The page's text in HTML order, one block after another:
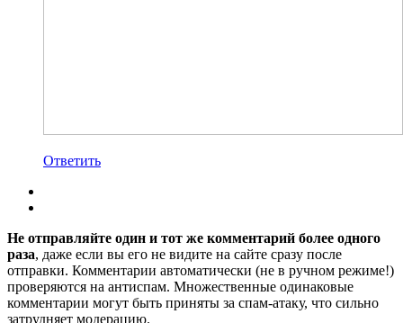
Ответить
Не отправляйте один и тот же комментарий более одного
раза, даже если вы его не видите на сайте сразу после
отправки. Комментарии автоматически (не в ручном режиме!)
проверяются на антиспам. Множественные одинаковые
комментарии могут быть приняты за спам-атаку, что сильно
затрудняет модерацию.